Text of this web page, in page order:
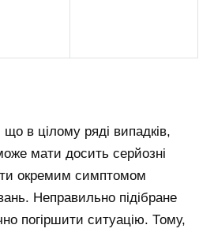
що в цілому ряді випадків,
мати досить серйозні
окремим симптомом
Неправильно підібране
погіршити ситуацію. Тому,